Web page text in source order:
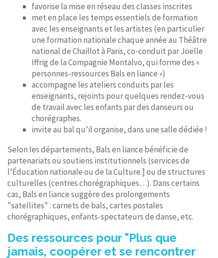
favorise la mise en réseau des classes inscrites
met en place les temps essentiels de formation
avec les enseignants et les artistes (en particulier
une formation nationale chaque année au Théâtre
national de Chaillot à Paris, co-conduit par Joëlle
Iffrig de la Compagnie Montalvo, qui forme des «
personnes-ressources Bals en liance »)
accompagne les ateliers conduits par les
enseignants, rejoints pour quelques rendez-vous
de travail avec les enfants par des danseurs ou
chorégraphes.
invite au bal qu’il organise, dans une salle dédiée !
Selon les départements, Bals en liance bénéficie de
partenariats ou soutiens institutionnels (services de
l’Éducation nationale ou de la Culture.] ou de structures
culturelles (centres chorégraphiques…). Dans certains
cas, Bals en liance suggère des prolongements
"satellites" : carnets de bals, cartes postales
chorégraphiques, enfants-spectateurs de danse, etc.
Des ressources pour "Plus que
jamais, coopérer et se rencontrer